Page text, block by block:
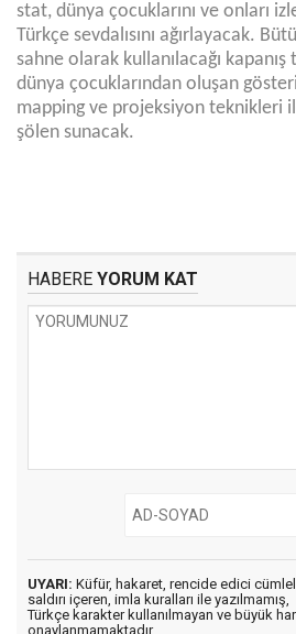
stat, dünya çocuklarını ve onları
Türkçe sevdalısını ağırlayacak.
sahne olarak kullanılacağı
dünya çocuklarından oluşan
mapping ve projeksiyon teknikleri
şölen sunacak.
HABERE YORUM KAT
UYARI: Küfür, hakaret, rencide edici
saldırı içeren, imla kuralları ile yazılmamış,
Türkçe karakter kullanılmayan ve büyük
onaylanmamaktadır.